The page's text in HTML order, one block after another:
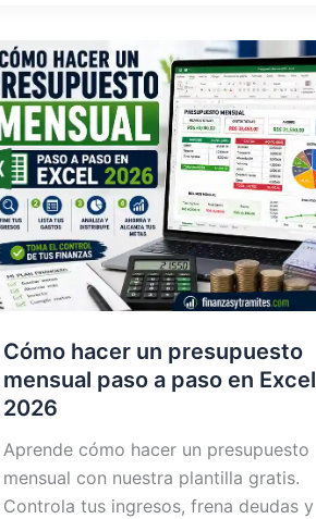
y
cómo
ganar
dinero?
2026
Cómo hacer un presupuesto
mensual paso a paso en Excel
2026
Aprende cómo hacer un presupuesto
mensual con nuestra plantilla gratis.
Controla tus ingresos, frena deudas y